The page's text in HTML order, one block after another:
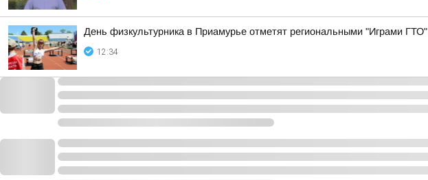
День физкультурника в Приамурье отметят региональными "Играми ГТО"
12:34